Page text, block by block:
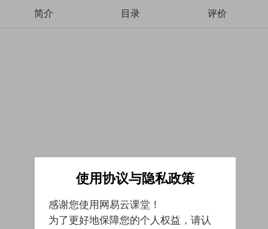
简介 目录 评价
使用协议与隐私政策
感谢您使用网易云课堂！
为了更好地保障您的个人权益，请认